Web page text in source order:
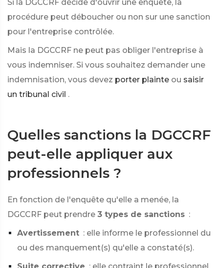
Si la DGCCRF décide d'ouvrir une enquête, la
procédure peut déboucher ou non sur une sanction
pour l'entreprise contrôlée.
Mais la DGCCRF ne peut pas obliger l'entreprise à
vous indemniser. Si vous souhaitez demander une
indemnisation, vous devez porter plainte ou saisir
un tribunal civil .
Quelles sanctions la DGCCRF
peut-elle appliquer aux
professionnels ?
En fonction de l'enquête qu'elle a menée, la
DGCCRF peut prendre 3 types de sanctions :
Avertissement : elle informe le professionnel du
ou des manquement(s) qu'elle a constaté(s).